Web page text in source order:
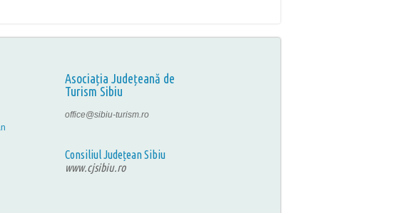
Asociația Județeană de
Turism Sibiu
office@sibiu-turism.ro
Consiliul Județean Sibiu
www.cjsibiu.ro